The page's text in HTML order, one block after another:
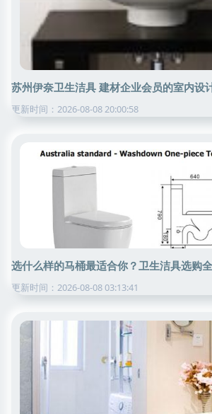
苏州伊奈卫生洁具 建材企业会员的室内设
更新时间：2026-08-08 20:00:58
选什么样的马桶最适合你？卫生洁具选购
更新时间：2026-08-08 03:13:41